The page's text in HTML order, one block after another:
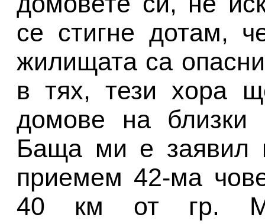
се стигне дотам,
жилищата са
в тях, тези хора
домове на
Баща ми е заявил
приемем 42-ма
40 км от гр.